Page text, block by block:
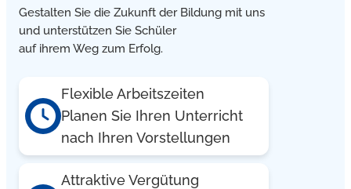
Gestalten Sie die Zukunft der Bildung mit uns
und unterstützen Sie Schüler
auf ihrem Weg zum Erfolg.
Flexible Arbeitszeiten
Planen Sie Ihren Unterricht
nach Ihren Vorstellungen
Attraktive Vergütung